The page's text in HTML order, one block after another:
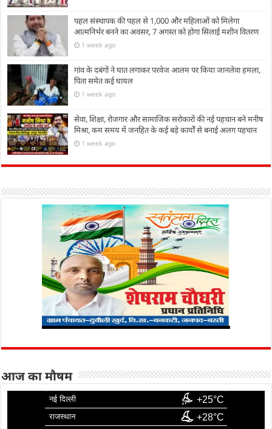
पहल संस्थापक की पहल से 1,000 और महिलाओं को मिलेगा
आत्मनिर्भर बनने का अवसर, 7 अगस्त को होगा सिलाई मशीन वितरण
1 week ago
गांव के दबंगों ने घात लगाकर परवेज आलम पर किया जानलेवा हमला,
पिता समेत कई घायल
1 week ago
सेवा, शिक्षा, रोजगार और सामाजिक सरोकारों की नई पहचान बने मनीष
मिश्रा, कम समय में जनहित के कई बड़े कार्यों से बनाई अलग पहचान
1 week ago
आज का मौषम
नई दिल्ली +25°C
राजस्थान +28°C